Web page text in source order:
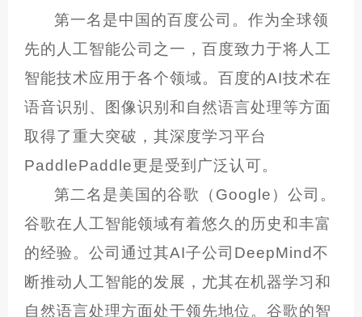
第一名是中国的百度公司。作为全球领
先的人工智能公司之一，百度致力于将人工
智能技术应用于各个领域。百度的AI技术在
语音识别、图像识别和自然语言处理等方面
取得了重大突破，其深度学习平台
PaddlePaddle更是受到广泛认可。
第二名是美国的谷歌（Google）公司。
谷歌在人工智能领域有着悠久的历史和丰富
的经验。公司通过其AI子公司DeepMind不
断推动人工智能的发展，尤其在机器学习和
自然语言处理方面处于领先地位。谷歌的智